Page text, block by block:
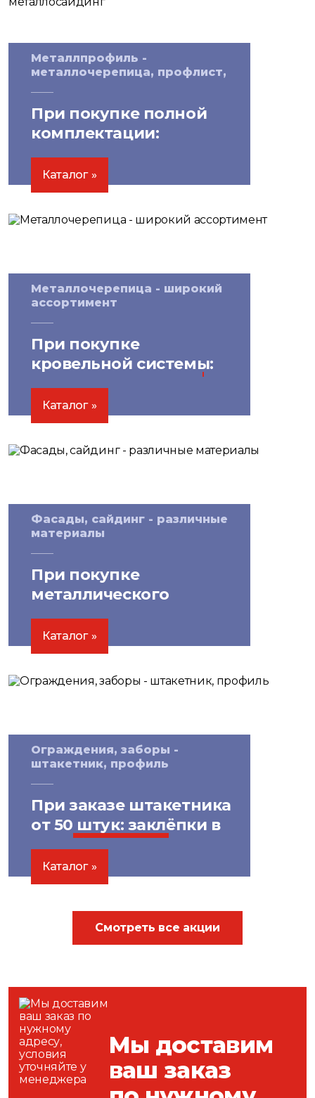
Металлпрофиль -
металлочерепица, профлист,
При покупке полной
комплектации:
скидка на водосточные
системы
Каталог
Металлочерепица - широкий
ассортимент
При покупке
кровельной системы:
скидка на саморезы
10%
Каталог
Фасады, сайдинг - различные
материалы
При покупке
металлического
сайдинга от 100 м²:
скидкина утеплитель!
Каталог
Ограждения, заборы -
штакетник, профиль
При заказе штакетника
от 50 штук: заклёпки в
цветбесплатно!
Каталог
Смотреть все акции
Мы доставим
ваш заказ